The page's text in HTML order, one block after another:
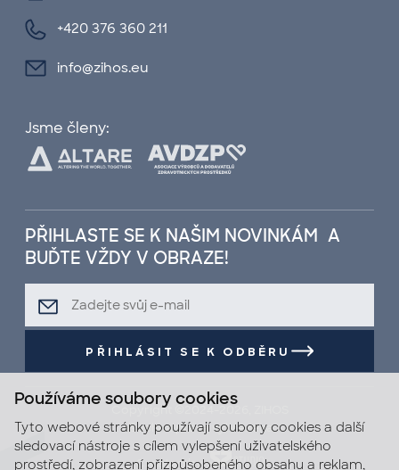
Používáme soubory cookies
Tyto webové stránky používají soubory cookies a další
sledovací nástroje s cílem vylepšení uživatelského
prostředí, zobrazení přizpůsobeného obsahu a reklam,
+420 376 360 211
info@zihos.eu
Jsme členy:
PŘIHLASTE SE K NAŠIM NOVINKÁM A
BUĎTE VŽDY V OBRAZE!
PŘIHLÁSIT SE K ODBĚRU
Copyright ©2024-2026, ZIHOS
Všechna práva vyhrazena.
Created by